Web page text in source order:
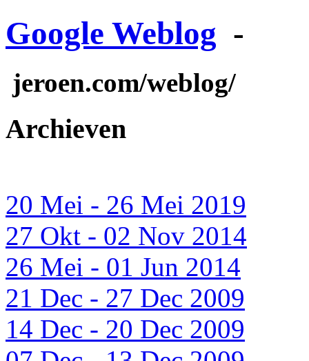
Google Weblog -
jeroen.com/weblog/
Archieven
20 Mei - 26 Mei 2019
27 Okt - 02 Nov 2014
26 Mei - 01 Jun 2014
21 Dec - 27 Dec 2009
14 Dec - 20 Dec 2009